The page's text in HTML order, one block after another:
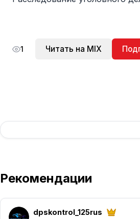
1 Читать на MIX
Рекомендации
dpskontrol_125rus